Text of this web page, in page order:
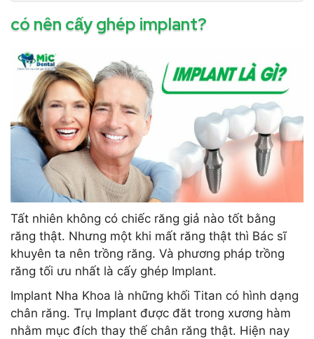
có nên cấy ghép implant?
Tất nhiên không có chiếc răng giả nào tốt bằng
răng thật. Nhưng một khi mất răng thật thì Bác sĩ
khuyên ta nên trồng răng. Và phương pháp trồng
răng tối ưu nhất là cấy ghép Implant.
Implant Nha Khoa là những khối Titan có hình dạng
chân răng. Trụ Implant được đăt trong xương hàm
nhằm mục đích thay thế chân răng thật. Hiện nay